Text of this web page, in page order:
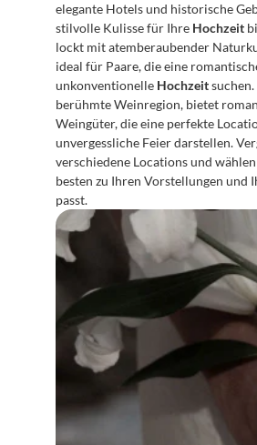
elegante Hotels und historische
stilvolle Kulisse für Ihre Hochzeit
lockt mit atemberaubender
ideal für Paare, die eine
unkonventionelle Hochzeit suchen.
berühmte Weinregion, bietet
Weingüter, die eine perfekte
unvergessliche Feier darstellen.
verschiedene Locations und wählen
besten zu Ihren Vorstellungen und
passt.